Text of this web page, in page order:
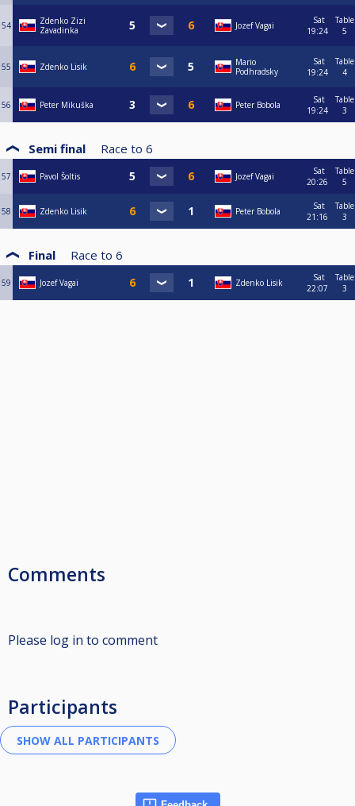
54
Zdenko Zizi
Zavadinka
Jozef Vagai
Sat
19:24
Table
5
55 Zdenko Lisik
Mario
Podhradsky
Sat
19:24
Table
4
56 Peter Mikuška Peter Bobola
Sat
19:24
Table
3
Semi final Race to 6
57 Pavol Šoltis Jozef Vagai
Sat
20:26
Table
5
58 Zdenko Lisik Peter Bobola
Sat
21:16
Table
3
Final Race to 6
59 Jozef Vagai Zdenko Lisik
Sat
22:07
Table
3
Comments
Please log in to comment
Participants